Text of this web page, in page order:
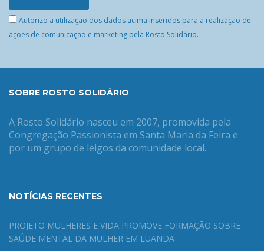
Autorizo a utilização dos dados acima inseridos para a realização de
ações de comunicação e marketing pela Rosto Solidário.
SOBRE ROSTO SOLIDÁRIO
A Rosto Solidário nasceu em 2007, promovida pela
Congregação Passionista em Santa Maria da Feira e
por um grupo de leigos da comunidade local.
NOTÍCIAS RECENTES
PROJETO MULHERES E VIDA PROMOVE FORMAÇÃO SOBRE
SAÚDE MENTAL DA MULHER EM LUANDA